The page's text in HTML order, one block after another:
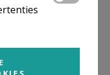
leer hen lief te
wat elders in